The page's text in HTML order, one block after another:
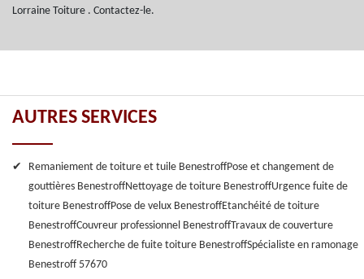
Lorraine Toiture . Contactez-le.
AUTRES SERVICES
Remaniement de toiture et tuile BenestroffPose et changement de
gouttières BenestroffNettoyage de toiture BenestroffUrgence fuite de
toiture BenestroffPose de velux BenestroffEtanchéité de toiture
BenestroffCouvreur professionnel BenestroffTravaux de couverture
BenestroffRecherche de fuite toiture BenestroffSpécialiste en ramonage
Benestroff 57670